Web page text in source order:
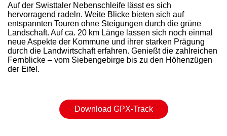
Auf der Swisttaler Nebenschleife lässt es sich
hervorragend radeln. Weite Blicke bieten sich auf
entspannten Touren ohne Steigungen durch die grüne
Landschaft. Auf ca. 20 km Länge lassen sich noch einmal
neue Aspekte der Kommune und ihrer starken Prägung
durch die Landwirtschaft erfahren. Genießt die zahlreichen
Fernblicke – vom Siebengebirge bis zu den Höhenzügen
der Eifel.
Download GPX-Track